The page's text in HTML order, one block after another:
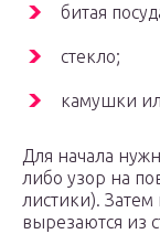
битая
стекло;
камушки
Для начала
либо узор на
листики).
вырезаются из